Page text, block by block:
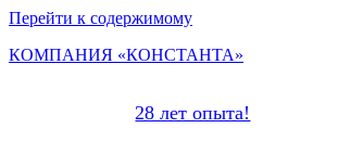
Перейти к содержимому
КОМПАНИЯ «КОНСТАНТА»
28 лет опыта!